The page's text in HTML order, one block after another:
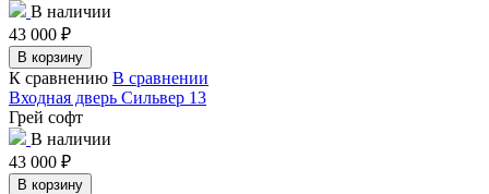
В наличии
43 000 ₽
В корзину
К сравнению В сравнении
Входная дверь Сильвер 13
Грей софт
В наличии
43 000 ₽
В корзину